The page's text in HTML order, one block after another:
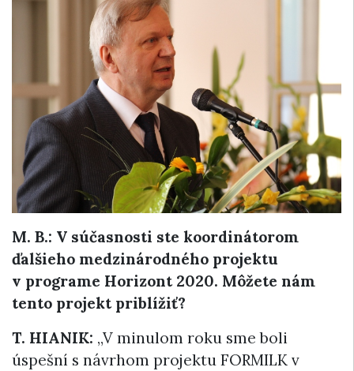
M. B.: V súčasnosti ste koordinátorom
ďalšieho medzinárodného projektu
v programe Horizont 2020. Môžete nám
tento projekt priblížiť?
T. HIANIK: „V minulom roku sme boli
úspešní s návrhom projektu FORMILK v